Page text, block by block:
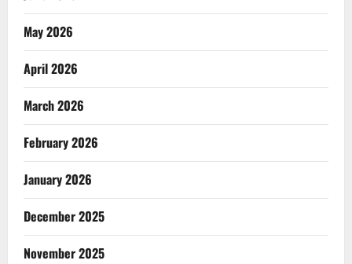
May 2026
April 2026
March 2026
February 2026
January 2026
December 2025
November 2025